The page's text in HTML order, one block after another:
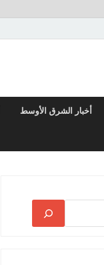
أخبار الشرق الأوسط